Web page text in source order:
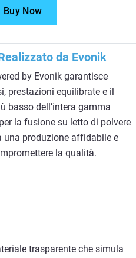
Buy Now
da Evonik
by Evonik garantisce
prestazioni equilibrate e il
basso dell’intera gamma
la fusione su letto di polvere
una produzione affidabile e
la qualità.
trasparente che simula